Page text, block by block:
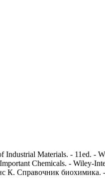
Industrial Materials. - 11ed. -
Chemicals. - Wiley-
К. Справочник